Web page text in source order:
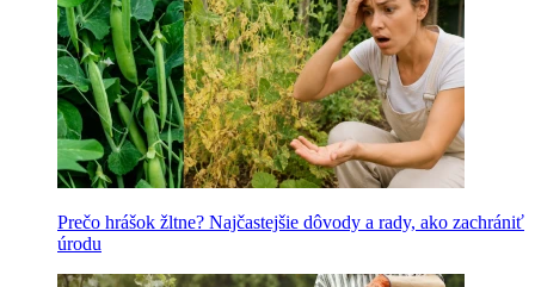
Prečo hrášok žltne? Najčastejšie dôvody a rady, ako zachrániť
úrodu